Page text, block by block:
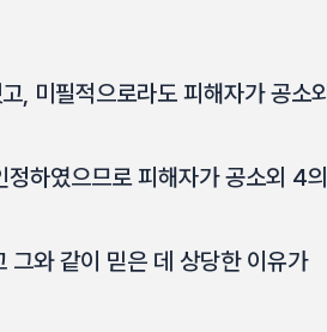
, 미필적으로라도 피해자가 공소외
하였으므로 피해자가 공소외 4의
그와 같이 믿은 데 상당한 이유가